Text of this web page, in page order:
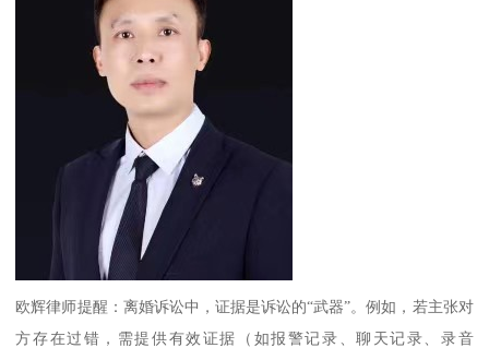
欧辉律师提醒：离婚诉讼中，证据是诉讼的“武器”。例如，若主张对
方存在过错，需提供有效证据（如报警记录、聊天记录、录音